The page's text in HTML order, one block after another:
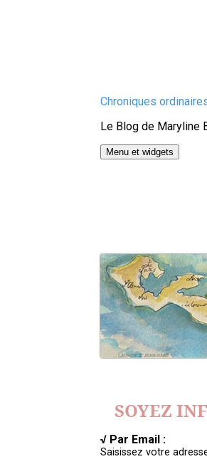
Chroniques
Le Blog de Maryline
Menu et widgets
SOYEZ
√ Par Email :
Saisissez votre